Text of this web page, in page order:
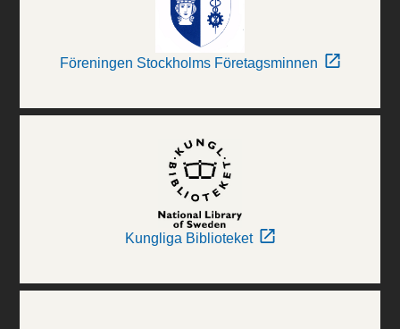
Föreningen Stockholms Företagsminnen
Kungliga Biblioteket